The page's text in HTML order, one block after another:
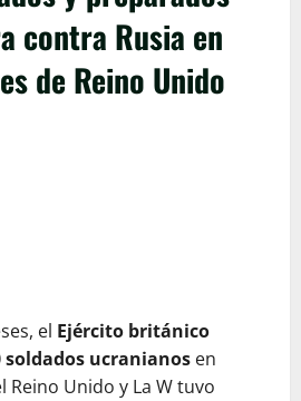
contra Rusia en
de Reino Unido
el Ejército británico
soldados ucranianos en
Reino Unido y La W tuvo